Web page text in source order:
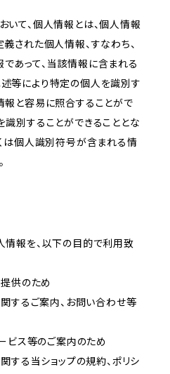
いて、個人情報とは、個人情報
された個人情報、すなわち、
あって、当該情報に含まれる
等により特定の個人を識別す
報と容易に照合することがで
識別することができることとな
くは個人識別符号が含まれる情
情報を、以下の目的で利用致
提供のため
関するご案内、お問い合わせ等
ービス等のご案内のため
関する当ショップの規約、ポリシ